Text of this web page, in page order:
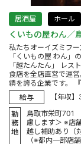
居酒屋 ホール
くいもの屋わん／
私たちオーイズミフ
「くいもの屋 わん」
「越たんたん」 レス
食店を全店直営で運
績を誇る企業です。
給与
【年収
勤
務
地
鳥取市栄町701
慮します＞ ※店
越し補助あり（
（※都内一部店舗